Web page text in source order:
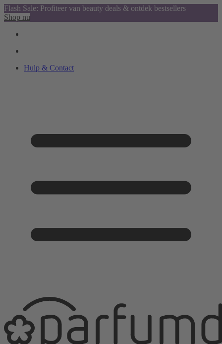
Flash Sale: Profiteer van beauty deals & ontdek bestsellers
Shop nu
Hulp & Contact